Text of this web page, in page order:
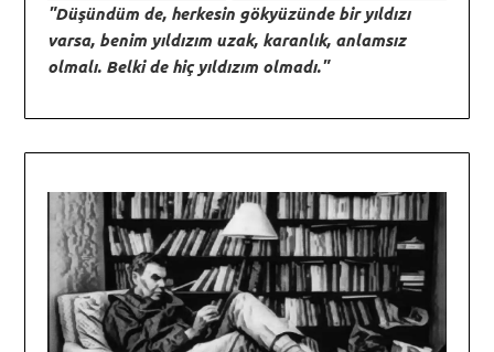
"Düşündüm de, herkesin gökyüzünde bir yıldızı
varsa, benim yıldızım uzak, karanlık, anlamsız
olmalı. Belki de hiç yıldızım olmadı."